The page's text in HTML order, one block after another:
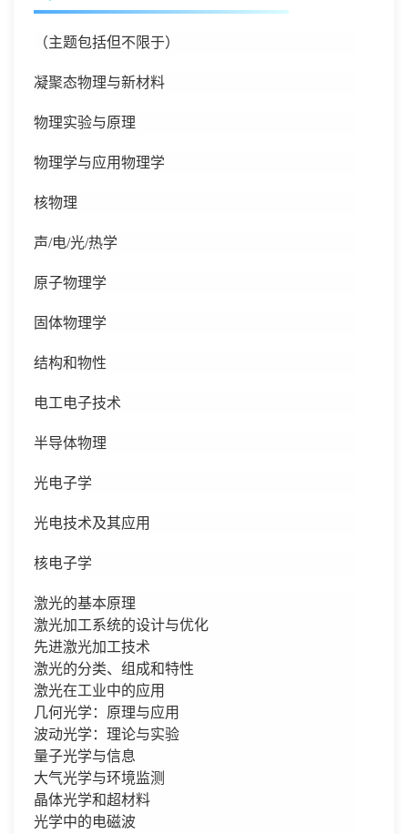
（主题包括但不限于）
凝聚态物理与新材料
物理实验与原理
物理学与应用物理学
核物理
声/电/光/热学
原子物理学
固体物理学
结构和物性
电工电子技术
半导体物理
光电子学
光电技术及其应用
核电子学
激光的基本原理
激光加工系统的设计与优化
先进激光加工技术
激光的分类、组成和特性
激光在工业中的应用
几何光学：原理与应用
波动光学：理论与实验
量子光学与信息
大气光学与环境监测
晶体光学和超材料
光学中的电磁波